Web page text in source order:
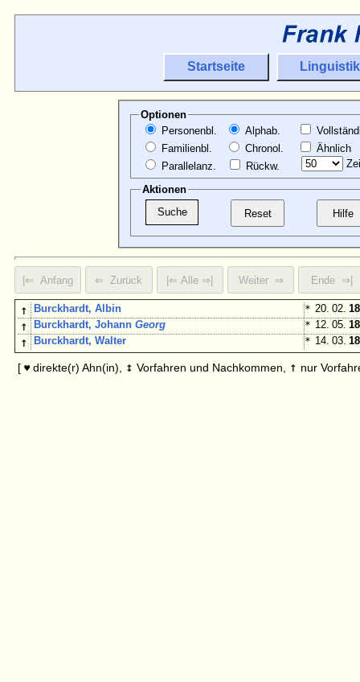
Startseite Linguistik
Optionen
Personenbl.
Familienbl.
Parallelanz.
Alphab.
Chronol.
Rückw.
Ähnlich
Aktionen
↑ Burckhardt, Albin * 20. 02.
↑ Burckhardt, JohannGeorg * 12. 05.
↑ Burckhardt, Walter * 14. 03.
[ ♥ direkte(r) Ahn(in), ↕ Vorfahren und Nachkommen, ↑ nur